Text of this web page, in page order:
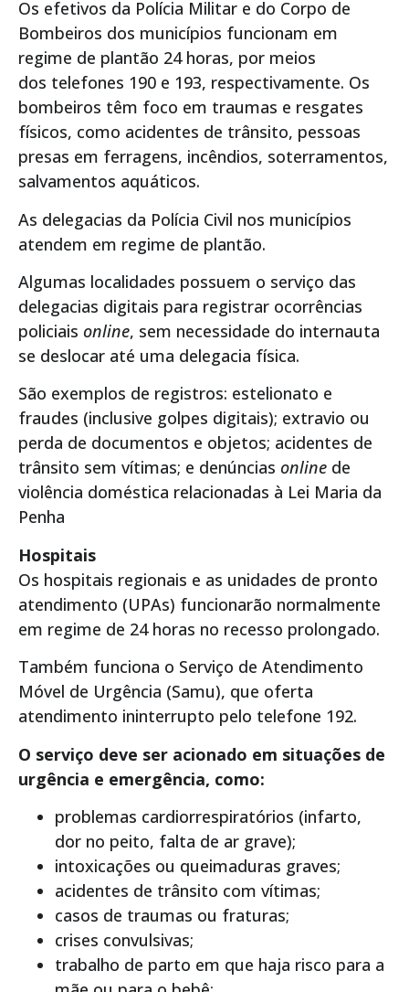
Os efetivos da Polícia Militar e do Corpo de
Bombeiros dos municípios funcionam em
regime de plantão 24 horas, por meios
dos telefones 190 e 193, respectivamente. Os
bombeiros têm foco em traumas e resgates
físicos, como acidentes de trânsito, pessoas
presas em ferragens, incêndios, soterramentos,
salvamentos aquáticos.
As delegacias da Polícia Civil nos municípios
atendem em regime de plantão.
Algumas localidades possuem o serviço das
delegacias digitais para registrar ocorrências
policiais online, sem necessidade do internauta
se deslocar até uma delegacia física.
São exemplos de registros: estelionato e
fraudes (inclusive golpes digitais); extravio ou
perda de documentos e objetos; acidentes de
trânsito sem vítimas; e denúncias online de
violência doméstica relacionadas à Lei Maria da
Penha
Hospitais
Os hospitais regionais e as unidades de pronto
atendimento (UPAs) funcionarão normalmente
em regime de 24 horas no recesso prolongado.
Também funciona o Serviço de Atendimento
Móvel de Urgência (Samu), que oferta
atendimento ininterrupto pelo telefone 192.
O serviço deve ser acionado em situações de
urgência e emergência, como:
problemas cardiorrespiratórios (infarto,
dor no peito, falta de ar grave);
intoxicações ou queimaduras graves;
acidentes de trânsito com vítimas;
casos de traumas ou fraturas;
crises convulsivas;
trabalho de parto em que haja risco para a